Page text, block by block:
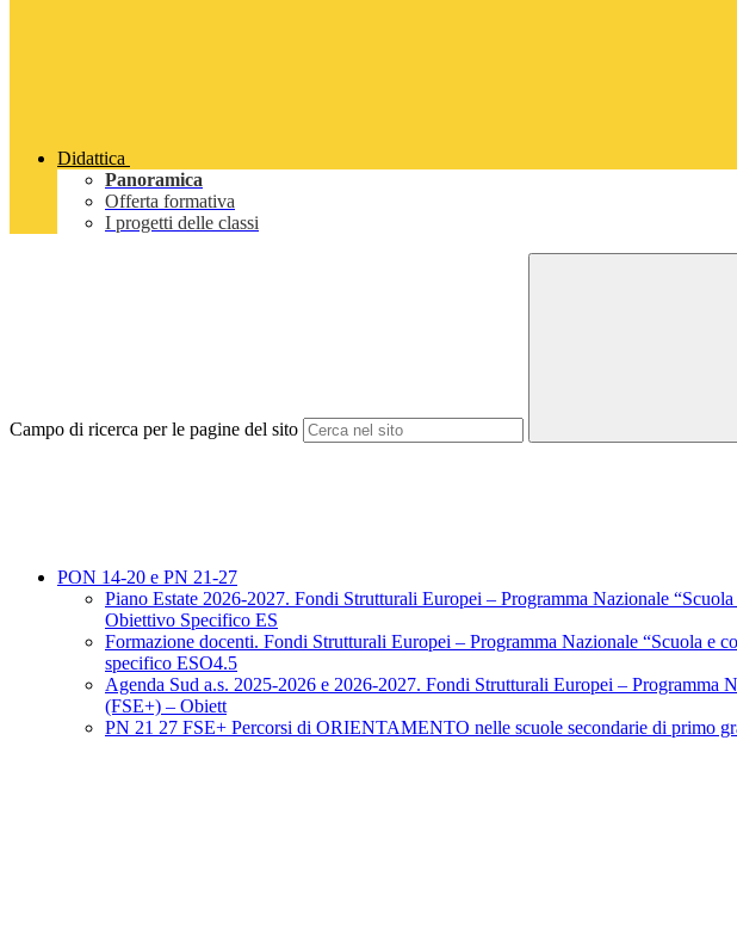
Didattica
Panoramica
Offerta formativa
I progetti delle classi
Campo di ricerca per le pagine del sito
PON 14-20 e PN 21-27
Piano Estate 2026-2027. Fondi Strutturali Europei – Programma Nazionale
Obiettivo Specifico ES
Formazione docenti. Fondi Strutturali Europei – Programma Nazionale “Scuola e
specifico ESO4.5
Agenda Sud a.s. 2025-2026 e 2026-2027. Fondi Strutturali Europei – Programma
(FSE+) – Obiett
PN 21 27 FSE+ Percorsi di ORIENTAMENTO nelle scuole secondarie di primo